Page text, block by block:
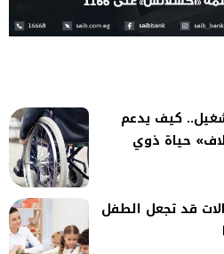
كيف يدعم
حياة ذوي
قد تجعل الطفل